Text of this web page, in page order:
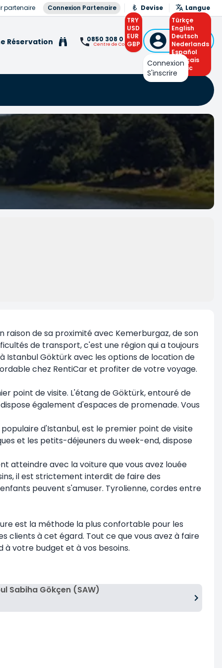
partenaire Connexion Partenaire
Devise
TRY
USD
EUR
GBP
Langue
Türkçe
English
Deutsch
Nederlands
Español
Français
Arabic
Réservation 0850 308 0 308
Centre de Contact
Connexion
ou S'inscrire
Connexion
S'inscrire
raison de sa proximité avec Kemerburgaz, de son
de transport, c'est une région qui a toujours
Istanbul Göktürk avec les options de location de
chez RentiCar et profiter de votre voyage.
point de visite. L'étang de Göktürk, entouré de
également d'espaces de promenade. Vous
d'Istanbul, est le premier point de visite
et les petits-déjeuners du week-end, dispose
atteindre avec la voiture que vous avez louée
il est strictement interdit de faire des
peuvent s'amuser. Tyrolienne, cordes entre
est la méthode la plus confortable pour les
clients à cet égard. Tout ce que vous avez à faire
votre budget et à vos besoins.
Sabiha Gökçen (SAW)